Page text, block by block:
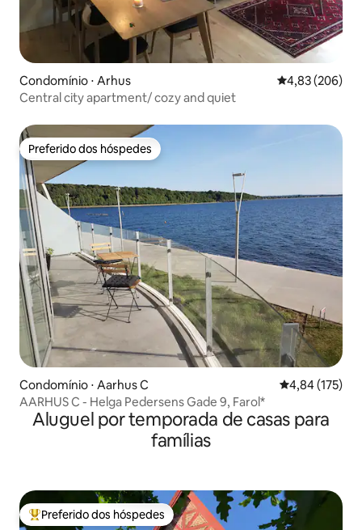
Condomínio ⋅ Arhus 4,83 de uma
4,83 (206)
Central city apartment/ cozy and quiet
Preferido dos hóspedes
Preferido dos hóspedes
Condomínio ⋅ Aarhus C 4,84 de uma
4,84 (175)
AARHUS C - Helga Pedersens Gade 9, Farol*
Aluguel por temporada de casas para
famílias
Entre os melhores preferidos dos hóspedes
Preferido dos hóspedes